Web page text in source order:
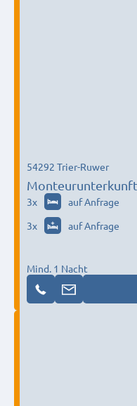
Fahrradwege
54292 Trier-Ruwer
3x auf Anfrage
3x auf Anfrage
Mind. 1 Nacht